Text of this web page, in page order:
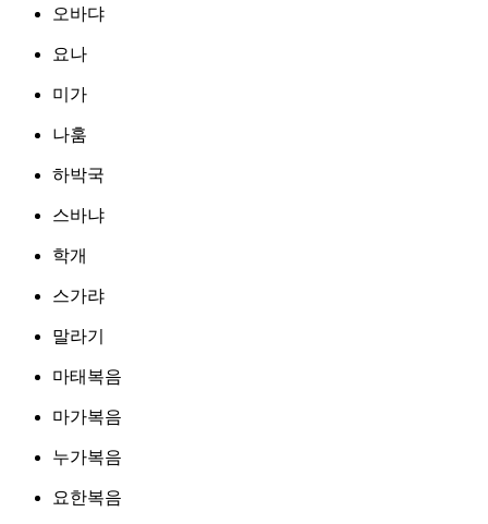
오바댜
요나
미가
나훔
하박국
스바냐
학개
스가랴
말라기
마태복음
마가복음
누가복음
요한복음